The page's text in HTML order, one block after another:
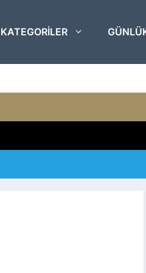
KATEGORILER